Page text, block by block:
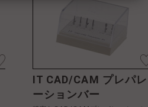
IT CAD/CAM プレパレ
ーションバー